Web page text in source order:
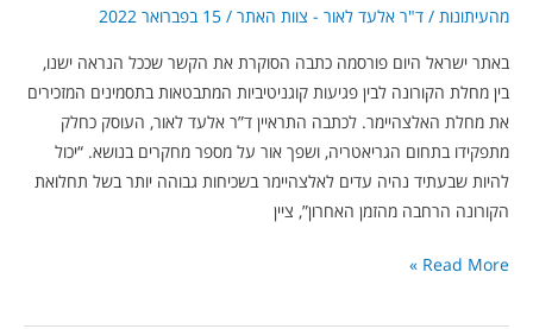
מהעיתונות / ד"ר אלעד לאור - צוות האתר / 15 בפברואר 2022
באתר ישראל היום פורסמה כתבה הסוקרת את הקשר שככל הנראה ישנו,
בין מחלת הקורונה לבין פגיעות קוגניטיביות המתבטאות בתסמינים המזכירים
את מחלת האלצהיימר. לכתבה התראיין ד”ר אלעד לאור, העוסק כחלק
מתפקידו בתחום הגריאטריה, ושפך אור על מספר מחקרים בנושא. “יכול
להיות שבעתיד נהיה עדים לאלצהיימר בשכיחות גבוהה יותר בשל תחלואת
הקורונה הרחבה מהזמן האחרון”, ציין
Read More »